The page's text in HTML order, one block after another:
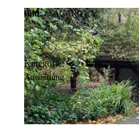
Bild: © AGARD e.V.
Kategorie:
Ausstellung